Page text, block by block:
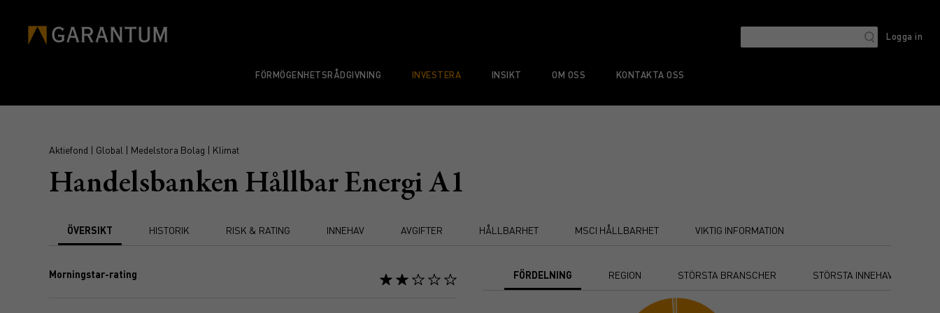
Logga in
FÖRMÖGENHETSRÅDGIVNING INVESTERA INSIKT OM OSS KONTAKTA OSS
Aktiefond | Global | Medelstora Bolag | Klimat
Handelsbanken Hållbar Energi A1
ÖVERSIKT HISTORIK RISK & RATING INNEHAV AVGIFTER HÅLLBARHET MSCI HÅLLBARHET VIKTIG INFORMATION
Morningstar-rating FÖRDELNING REGION STÖRSTA BRANSCHER STÖRSTA INNEHAV